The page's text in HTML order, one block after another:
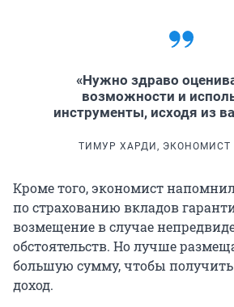
«Нужно здраво
возможности и
инструменты, исходя из
ТИМУР ХАРДИ,
Кроме того, экономист
по страхованию вкладов
возмещение в случае
обстоятельств. Но лучше
большую сумму, чтобы
доход.